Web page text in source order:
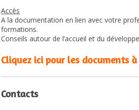
Accès
A la documentation en lien avec votre
formations.
Conseils autour de l’accueil et du
Cliquez ici pour les documents
Contacts